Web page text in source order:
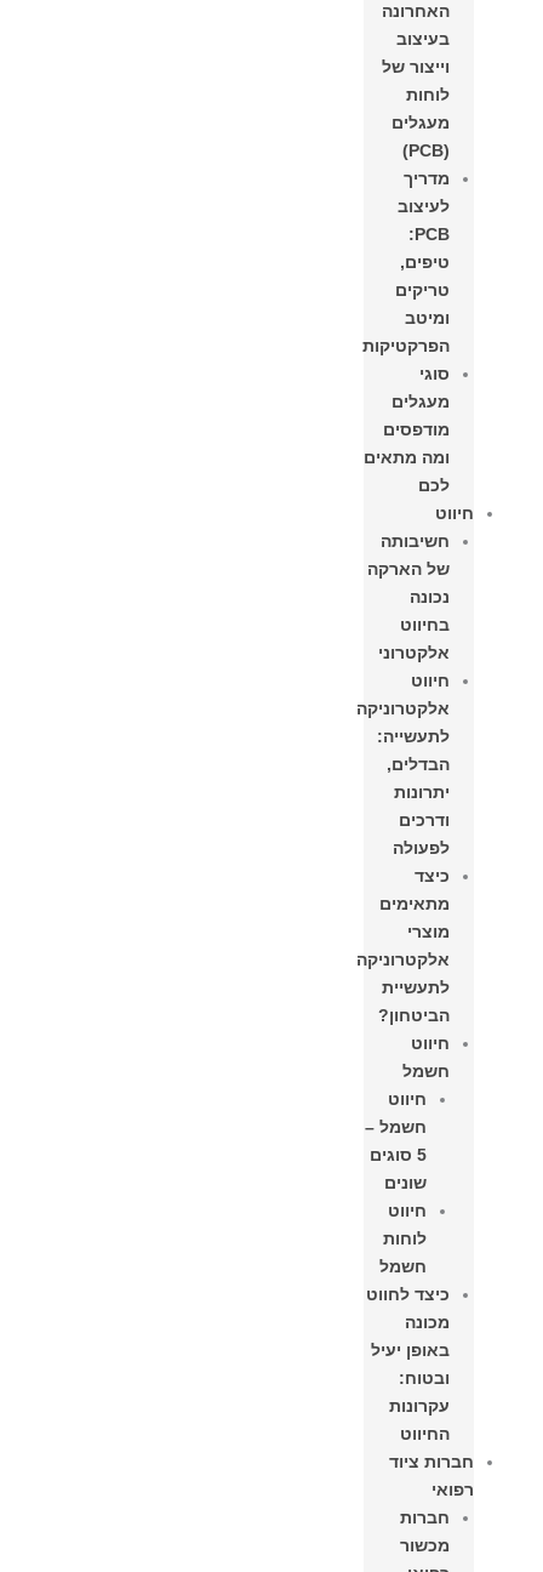
האחרונה
בעיצוב
וייצור של
לוחות
מעגלים
מדריך
לעיצוב
PCB:
טיפים,
טריקים
ומיטב
הפרקטיקות
סוגי
מעגלים
מודפסים
ומה מתאים
לכם
חיווט
חשיבותה
של הארקה
נכונה
בחיווט
אלקטרוני
חיווט
אלקטרוניקה
לתעשייה:
הבדלים,
יתרונות
ודרכים
לפעולה
כיצד
מתאימים
מוצרי
אלקטרוניקה
לתעשיית
הביטחון?
חיווט
חשמל
חיווט
חשמל –
5 סוגים
שונים
חיווט
לוחות
חשמל​
כיצד לחווט
מכונה
באופן יעיל
ובטוח:
עקרונות
החיווט
חברות ציוד
רפואי
חברות
מכשור